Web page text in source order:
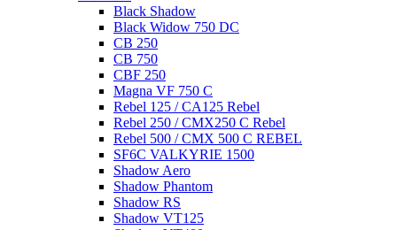
Black Shadow
Black Widow 750 DC
CB 250
CB 750
CBF 250
Magna VF 750 C
Rebel 125 / CA125 Rebel
Rebel 250 / CMX250 C Rebel
Rebel 500 / CMX 500 C REBEL
SF6C VALKYRIE 1500
Shadow Aero
Shadow Phantom
Shadow RS
Shadow VT125